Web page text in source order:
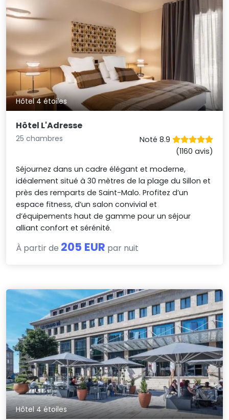
Hôtel 4 étoiles
Hôtel L'Adresse
25 chambres
Noté 8.9
(1160 avis)
Séjournez dans un cadre élégant et moderne,
idéalement situé à 30 mètres de la plage du Sillon et
près des remparts de Saint-Malo. Profitez d’un
espace fitness, d’un salon convivial et
d’équipements haut de gamme pour un séjour
alliant confort et sérénité.
À partir de 205 EUR par nuit
Hôtel 4 étoiles